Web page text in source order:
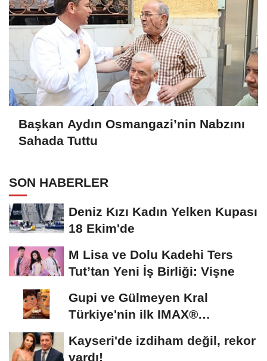
Başkan Aydın Osmangazi’nin Nabzını
Sahada Tuttu
SON HABERLER
Deniz Kızı Kadın Yelken Kupası
18 Ekim'de
M Lisa ve Dolu Kadehi Ters
Tut’tan Yeni İş Birliği: Vişne
Gupi ve Gülmeyen Kral
Türkiye'nin ilk IMAX®
Kayseri'de izdiham değil, rekor
vardı!